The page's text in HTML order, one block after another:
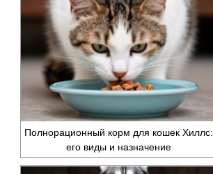
Полнорационный корм для кошек Хиллс:
его виды и назначение